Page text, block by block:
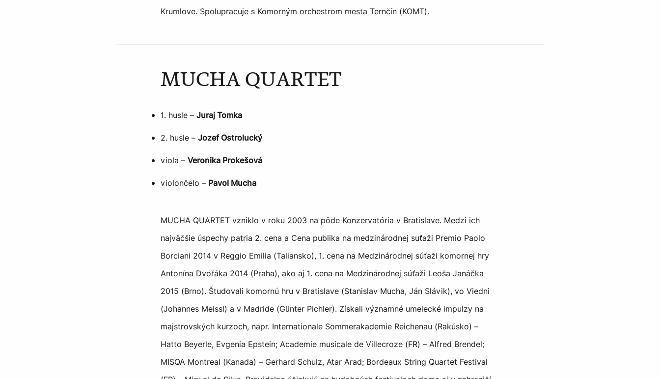
Krumlove. Spolupracuje s Komorným orchestrom mesta Ternčín (KOMT).
MUCHA QUARTET
1. husle – Juraj Tomka
2. husle – Jozef Ostrolucký
viola – Veronika Prokešová
violončelo – Pavol Mucha
MUCHA QUARTET vzniklo v roku 2003 na pôde Konzervatória v Bratislave. Medzi ich
najväčšie úspechy patria 2. cena a Cena publika na medzinárodnej suťaži Premio Paolo
Borciani 2014 v Reggio Emilia (Taliansko), 1. cena na Medzinárodnej súťaži komornej hry
Antonína Dvořáka 2014 (Praha), ako aj 1. cena na Medzinárodnej súťaži Leoša Janáčka
2015 (Brno). Študovali komornú hru v Bratislave (Stanislav Mucha, Ján Slávik), vo Viedni
(Johannes Meissl) a v Madride (Günter Pichler). Získali významné umelecké impulzy na
majstrovských kurzoch, napr. Internationale Sommerakademie Reichenau (Rakúsko) –
Hatto Beyerle, Evgenia Epstein; Academie musicale de Villecroze (FR) – Alfred Brendel;
MISQA Montreal (Kanada) – Gerhard Schulz, Atar Arad; Bordeaux String Quartet Festival